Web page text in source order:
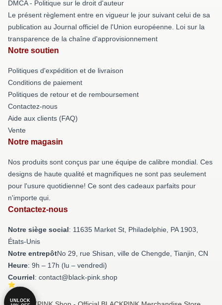
DMCA - Politique sur le droit d'auteur
Le présent règlement entre en vigueur le jour suivant celui de sa
publication au Journal officiel de l'Union européenne. Loi sur la
transparence de la chaîne d'approvisionnement
Notre soutien
Politiques d'expédition et de livraison
Conditions de paiement
Politiques de retour et de remboursement
Contactez-nous
Aide aux clients (FAQ)
Vente
Notre magasin
Nos produits sont conçus par une équipe de calibre mondial. Ces
designs de haute qualité et magnifiques ne sont pas seulement
pour l'usure quotidienne! Ce sont des cadeaux parfaits pour
n'importe qui.
Contactez-nous
Notre siège social: 11635 Market St, Philadelphie, PA 1903,
États-Unis
Notre entrepôtNo 29, rue Shisan, ville de Chengde, Tianjin, CN
Heure: 9h – 17h (lu – vendredi)
Courriel: contact@black-pink.shop
UNLOCK